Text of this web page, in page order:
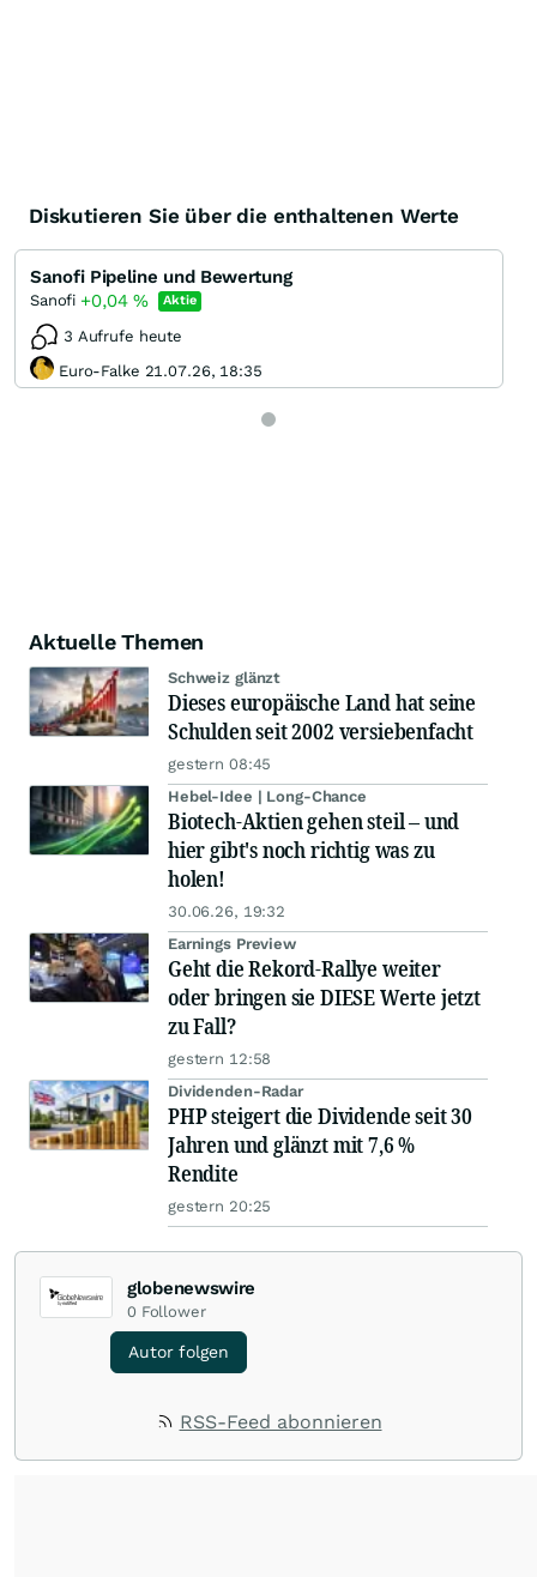
Diskutieren Sie über die enthaltenen Werte
Sanofi Pipeline und Bewertung
Sanofi +0,04% Aktie
3 Aufrufe heute
Euro-Falke 21.07.26, 18:35
Aktuelle Themen
Schweiz glänzt
Dieses europäische Land hat seine
Schulden seit 2002 versiebenfacht
gestern 08:45
Hebel-Idee | Long-Chance
Biotech-Aktien gehen steil – und
hier gibt's noch richtig was zu
holen!
30.06.26, 19:32
Earnings Preview
Geht die Rekord-Rallye weiter
oder bringen sie DIESE Werte jetzt
zu Fall?
gestern 12:58
Dividenden-Radar
PHP steigert die Dividende seit 30
Jahren und glänzt mit 7,6 %
Rendite
gestern 20:25
globenewswire
0 Follower
Autor folgen
RSS-Feed abonnieren